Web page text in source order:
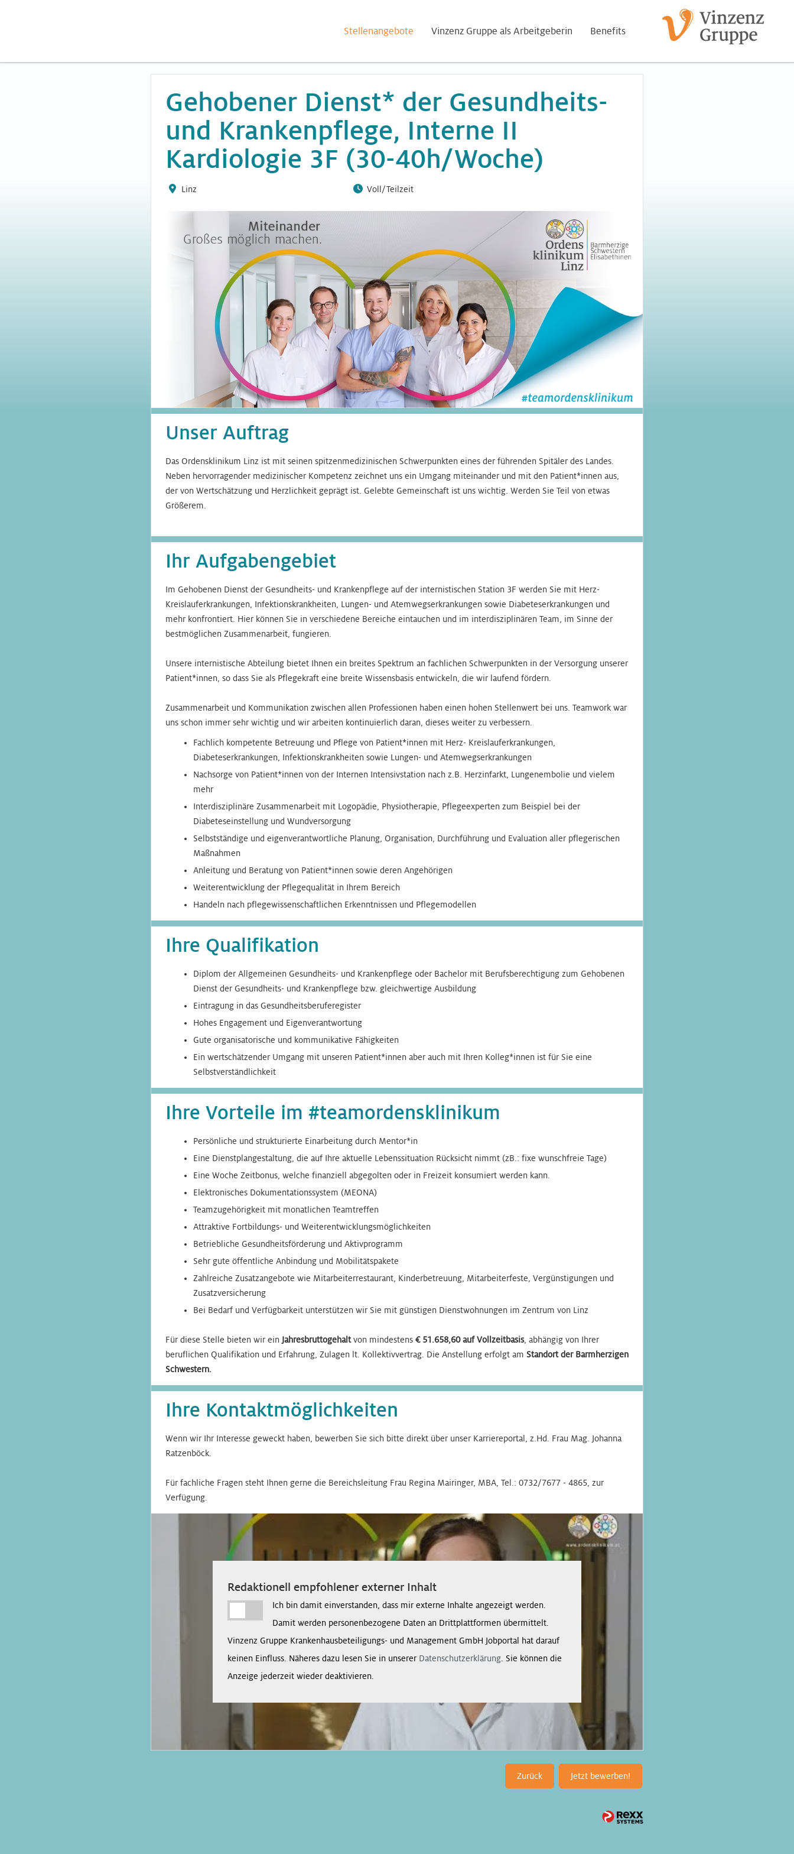
Stellenangebote Vinzenz Gruppe als Arbeitgeberin Benefits
Gehobener Dienst* der Gesundheits-
und Krankenpflege, Interne II
Kardiologie 3F (30-40h/Woche)
Linz Voll/Teilzeit
Unser Auftrag
Das Ordensklinikum Linz ist mit seinen spitzenmedizinischen Schwerpunkten eines der führenden Spitäler des Landes.
Neben hervorragender medizinischer Kompetenz zeichnet uns ein Umgang miteinander und mit den Patient*innen aus,
der von Wertschätzung und Herzlichkeit geprägt ist. Gelebte Gemeinschaft ist uns wichtig. Werden Sie Teil von etwas
Größerem.
Ihr Aufgabengebiet
Im Gehobenen Dienst der Gesundheits- und Krankenpflege auf der internistischen Station 3F werden Sie mit Herz-
Kreislauferkrankungen, Infektionskrankheiten, Lungen- und Atemwegserkrankungen sowie Diabeteserkrankungen und
mehr konfrontiert. Hier können Sie in verschiedene Bereiche eintauchen und im interdisziplinären Team, im Sinne der
bestmöglichen Zusammenarbeit, fungieren.
Unsere internistische Abteilung bietet Ihnen ein breites Spektrum an fachlichen Schwerpunkten in der Versorgung unserer
Patient*innen, so dass Sie als Pflegekraft eine breite Wissensbasis entwickeln, die wir laufend fördern.
Zusammenarbeit und Kommunikation zwischen allen Professionen haben einen hohen Stellenwert bei uns. Teamwork war
uns schon immer sehr wichtig und wir arbeiten kontinuierlich daran, dieses weiter zu verbessern.
Fachlich kompetente Betreuung und Pflege von Patient*innen mit Herz- Kreislauferkrankungen,
Diabeteserkrankungen, Infektionskrankheiten sowie Lungen- und Atemwegserkrankungen
Nachsorge von Patient*innen von der Internen Intensivstation nach z.B. Herzinfarkt, Lungenembolie und vielem
mehr
Interdisziplinäre Zusammenarbeit mit Logopädie, Physiotherapie, Pflegeexperten zum Beispiel bei der
Diabeteseinstellung und Wundversorgung
Selbstständige und eigenverantwortliche Planung, Organisation, Durchführung und Evaluation aller pflegerischen
Maßnahmen
Anleitung und Beratung von Patient*innen sowie deren Angehörigen
Weiterentwicklung der Pflegequalität in Ihrem Bereich
Handeln nach pflegewissenschaftlichen Erkenntnissen und Pflegemodellen
Ihre Qualifikation
Diplom der Allgemeinen Gesundheits- und Krankenpflege oder Bachelor mit Berufsberechtigung zum Gehobenen
Dienst der Gesundheits- und Krankenpflege bzw. gleichwertige Ausbildung
Eintragung in das Gesundheitsberuferegister
Hohes Engagement und Eigenverantwortung
Gute organisatorische und kommunikative Fähigkeiten
Ein wertschätzender Umgang mit unseren Patient*innen aber auch mit Ihren Kolleg*innen ist für Sie eine
Selbstverständlichkeit
Ihre Vorteile im #teamordensklinikum
Persönliche und strukturierte Einarbeitung durch Mentor*in
Eine Dienstplangestaltung, die auf Ihre aktuelle Lebenssituation Rücksicht nimmt (zB.: fixe wunschfreie Tage)
Eine Woche Zeitbonus, welche finanziell abgegolten oder in Freizeit konsumiert werden kann.
Elektronisches Dokumentationssystem (MEONA)
Teamzugehörigkeit mit monatlichen Teamtreffen
Attraktive Fortbildungs- und Weiterentwicklungsmöglichkeiten
Betriebliche Gesundheitsförderung und Aktivprogramm
Sehr gute öffentliche Anbindung und Mobilitätspakete
Zahlreiche Zusatzangebote wie Mitarbeiterrestaurant, Kinderbetreuung, Mitarbeiterfeste, Vergünstigungen und
Zusatzversicherung
Bei Bedarf und Verfügbarkeit unterstützen wir Sie mit günstigen Dienstwohnungen im Zentrum von Linz
Für diese Stelle bieten wir ein Jahresbruttogehaltvon mindestens € 51.658,60 auf Vollzeitbasis, abhängig von Ihrer
beruflichen Qualifikation und Erfahrung, Zulagen lt. Kollektivvertrag. Die Anstellung erfolgt am Standort der Barmherzigen
Schwestern.
Ihre Kontaktmöglichkeiten
Wenn wir Ihr Interesse geweckt haben, bewerben Sie sich bitte direkt über unser Karriereportal, z.Hd. Frau Mag. Johanna
Ratzenböck.
Für fachliche Fragen steht Ihnen gerne die Bereichsleitung Frau Regina Mairinger, MBA, Tel.: 0732/7677 - 4865, zur
Verfügung.
Redaktionell empfohlener externer Inhalt
Ich bin damit einverstanden, dass mir externe Inhalte angezeigt werden.
Damit werden personenbezogene Daten an Drittplattformen übermittelt.
Vinzenz Gruppe Krankenhausbeteiligungs- und Management GmbH Jobportal hat darauf
keinen Einfluss. Näheres dazu lesen Sie in unserer Datenschutzerklärung. Sie können die
Anzeige jederzeit wieder deaktivieren.
Zurück Jetzt bewerben!